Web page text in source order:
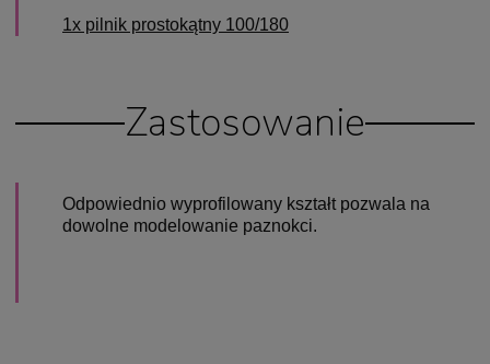
1x pilnik prostokątny 100/180
Zastosowanie
Odpowiednio wyprofilowany kształt pozwala na
dowolne modelowanie paznokci.